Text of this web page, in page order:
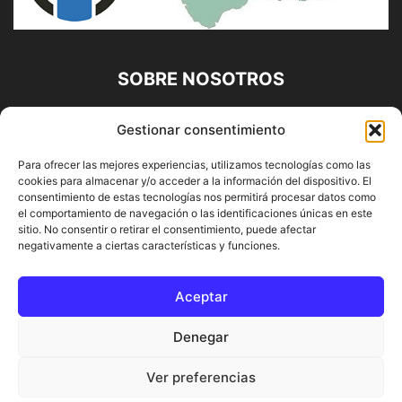
Gestionar consentimiento
Para ofrecer las mejores experiencias, utilizamos tecnologías como las
cookies para almacenar y/o acceder a la información del dispositivo. El
consentimiento de estas tecnologías nos permitirá procesar datos como
el comportamiento de navegación o las identificaciones únicas en este
sitio. No consentir o retirar el consentimiento, puede afectar
negativamente a ciertas características y funciones.
Aceptar
Denegar
Ver preferencias
SOBRE NOSOTROS
Diario Alhaurín (www.alhaurindelatorre.com) Propiedad de
Francisco E. López López | 639 95 71 95 | Noticias de
Alhaurín de la Torre, Málaga y Provincia|
Contáctanos:info@alhaurindelatorre.com
SÍGUENOS
© DIARIO ALHAURÍN | Diseñado por INFORMÁTICA ALHAURÍN